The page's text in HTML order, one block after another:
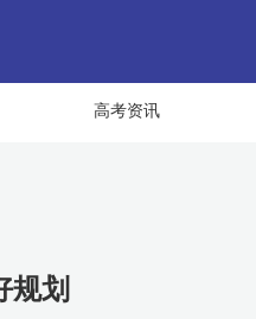
高考资讯
规划